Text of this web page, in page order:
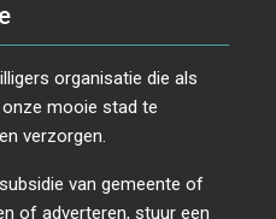
organisatie die als
mooie stad te
verzorgen.
van gemeente of
of adverteren, stuur een